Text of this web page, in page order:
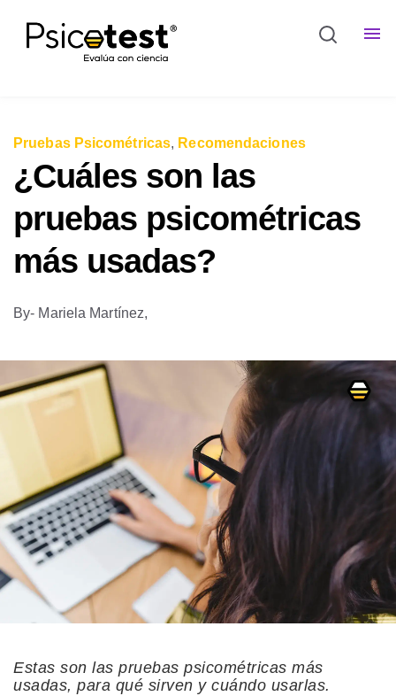
Pruebas Psicométricas, Recomendaciones
¿Cuáles son las
pruebas psicométricas
más usadas?
By- Mariela Martínez,
Estas son las pruebas psicométricas más
usadas, para qué sirven y cuándo usarlas.